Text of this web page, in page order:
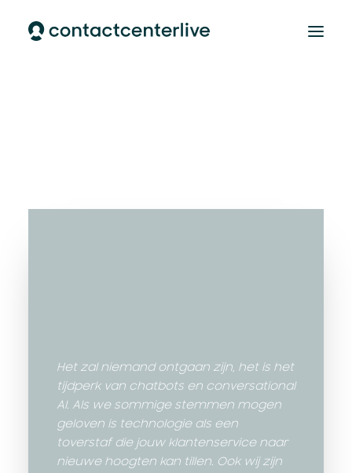
Het zal niemand ontgaan zijn, het is het
tijdperk van chatbots en conversational
AI. Als we sommige stemmen mogen
geloven is technologie als een
toverstaf die jouw klantenservice naar
nieuwe hoogten kan tillen. Ook wij zijn